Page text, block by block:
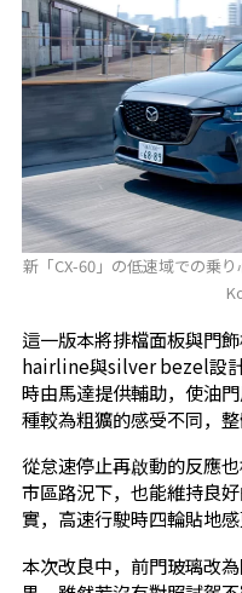
新「CX-60」の低速域での乗
這一版本將排檔面板與門
hairline與silver bezel設
時由馬達提供輔助，使油
種較為粗獷的感受不同，
從怠速停止再啟動的反應
市區路況下，也能維持良
實，高速行駛時四輪貼地
本次改良中，前門玻璃改